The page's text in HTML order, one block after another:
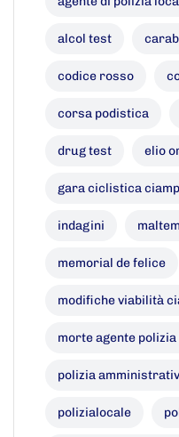
alcol test
codice rosso
corsa podistica
drug test elio
gara ciclistica
indagini
memorial de felice
modifiche viabilità
morte agente
polizia
polizialocale